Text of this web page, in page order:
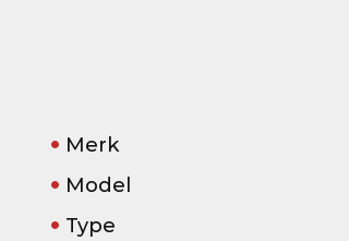
Merk
Model
Type